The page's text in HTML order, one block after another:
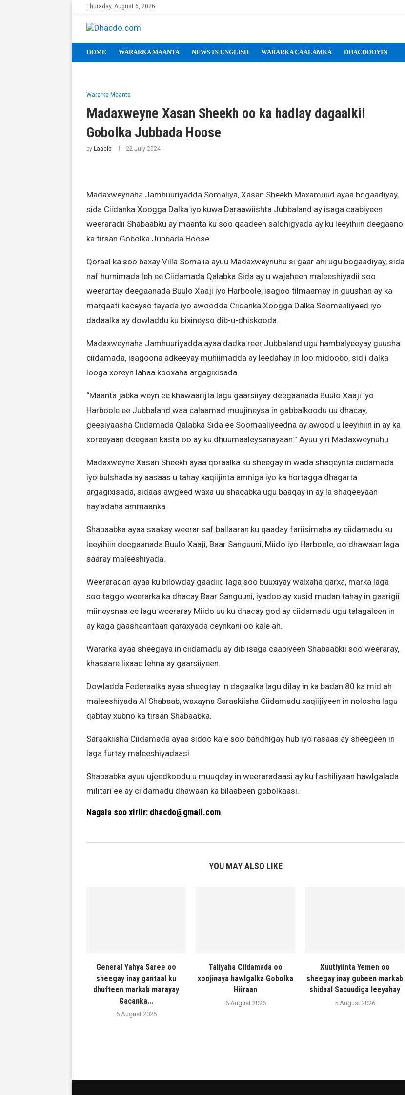
Thursday, August 6, 2026
HOME WARARKA MAANTA NEWS IN ENGLISH WARARKA CAALAMKA DHACDOOYIN
Wararka Maanta
Madaxweyne Xasan Sheekh oo ka hadlay dagaalkii
Gobolka Jubbada Hoose
by Laacib 22 July 2024
Madaxweynaha Jamhuuriyadda Somaliya, Xasan Sheekh Maxamuud ayaa bogaadiyay,
sida Ciidanka Xoogga Dalka iyo kuwa Daraawiishta Jubbaland ay isaga caabiyeen
weeraradii Shabaabku ay maanta ku soo qaadeen saldhigyada ay ku leeyihiin deegaano
ka tirsan Gobolka Jubbada Hoose.
Qoraal ka soo baxay Villa Somalia ayuu Madaxweynuhu si gaar ahi ugu bogaadiyay, sida
naf hurnimada leh ee Ciidamada Qalabka Sida ay u wajaheen maleeshiyadii soo
weerartay deegaanada Buulo Xaaji iyo Harboole, isagoo tilmaamay in guushan ay ka
marqaati kaceyso tayada iyo awoodda Ciidanka Xoogga Dalka Soomaaliyeed iyo
dadaalka ay dowladdu ku bixineyso dib-u-dhiskooda.
Madaxweynaha Jamhuuriyadda ayaa dadka reer Jubbaland ugu hambalyeeyay guusha
ciidamada, isagoona adkeeyay muhiimadda ay leedahay in loo midoobo, sidii dalka
looga xoreyn lahaa kooxaha argagixisada.
“Maanta jabka weyn ee khawaarijta lagu gaarsiiyay deegaanada Buulo Xaaji iyo
Harboole ee Jubbaland waa calaamad muujineysa in gabbalkoodu uu dhacay,
geesiyaasha Ciidamada Qalabka Sida ee Soomaaliyeedna ay awood u leeyihiin in ay ka
xoreeyaan deegaan kasta oo ay ku dhuumaaleysanayaan.” Ayuu yiri Madaxweynuhu.
Madaxweyne Xasan Sheekh ayaa qoraalka ku sheegay in wada shaqeynta ciidamada
iyo bulshada ay aasaas u tahay xaqiijinta amniga iyo ka hortagga dhagarta
argagixisada, sidaas awgeed waxa uu shacabka ugu baaqay in ay la shaqeeyaan
hay’adaha ammaanka.
Shabaabka ayaa saakay weerar saf ballaaran ku qaaday fariisimaha ay ciidamadu ku
leeyihiin deegaanada Buulo Xaaji, Baar Sanguuni, Miido iyo Harboole, oo dhawaan laga
saaray maleeshiyada.
Weeraradan ayaa ku bilowday gaadiid laga soo buuxiyay walxaha qarxa, marka laga
soo taggo weerarka ka dhacay Baar Sanguuni, iyadoo ay xusid mudan tahay in gaarigii
miineysnaa ee lagu weeraray Miido uu ku dhacay god ay ciidamadu ugu talagaleen in
ay kaga gaashaantaan qaraxyada ceynkani oo kale ah.
Wararka ayaa sheegaya in ciidamadu ay dib isaga caabiyeen Shabaabkii soo weeraray,
khasaare lixaad lehna ay gaarsiiyeen.
Dowladda Federaalka ayaa sheegtay in dagaalka lagu dilay in ka badan 80 ka mid ah
maleeshiyada Al Shabaab, waxayna Saraakiisha Ciidamadu xaqiijiyeen in nolosha lagu
qabtay xubno ka tirsan Shabaabka.
Saraakiisha Ciidamada ayaa sidoo kale soo bandhigay hub iyo rasaas ay sheegeen in
laga furtay maleeshiyadaasi.
Shabaabka ayuu ujeedkoodu u muuqday in weeraradaasi ay ku fashiliyaan hawlgalada
militari ee ay ciidamadu dhawaan ka bilaabeen gobolkaasi.
Nagala soo xiriir: dhacdo@gmail.com
YOU MAY ALSO LIKE
General Yahya Saree oo
sheegay inay gantaal ku
dhufteen markab marayay
Gacanka...
6 August 2026
Taliyaha Ciidamada oo
xoojinaya hawlgalka Gobolka
Hiiraan
6 August 2026
Xuutiyiinta Yemen oo
sheegay inay gubeen markab
shidaal Sacuudiga leeyahay
5 August 2026